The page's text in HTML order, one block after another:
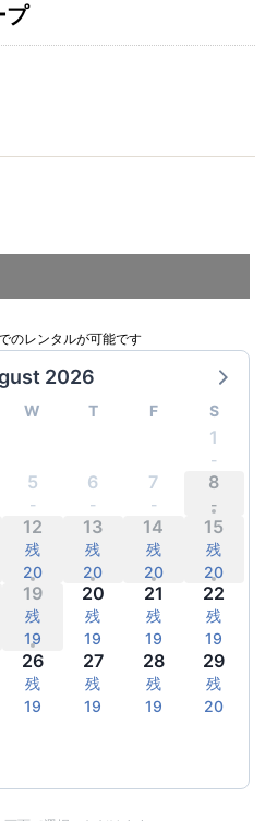
プ
のレンタルが可能です
2026
W T F S
1
-
5
-
6
-
7
-
8
-
12
残
20
13
残
20
14
残
20
15
残
20
19
残
19
20
残
19
21
残
19
22
残
19
26
残
19
27
残
19
28
残
19
29
残
20